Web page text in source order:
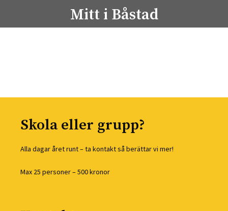
Mitt i Båstad
Skola eller grupp?​
Alla dagar året runt – ta kontakt så berättar vi mer!
Max 25 personer – 500 kronor